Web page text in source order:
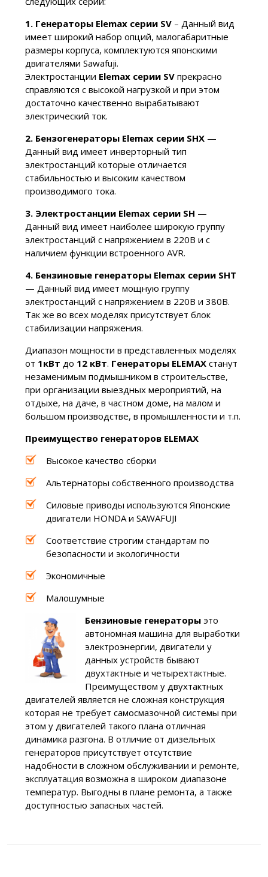
1. Генераторы Elemax серии SV– Данный вид
имеет широкий набор опций, малогабаритные
размеры корпуса, комплектуются японскими
двигателями Sawafuji.
Электростанции Elemax серии SV прекрасно
справляются с высокой нагрузкой и при этом
достаточно качественно вырабатывают
электрический ток.
2. Бензогенераторы Elemax серии SHX—
Данный вид имеет инверторный тип
электростанций которые отличается
стабильностью и высоким качеством
производимого тока.
3. Электростанции Elemax серии SH —
Данный вид имеет наиболее широкую группу
электростанций с напряжением в 220В и с
наличием функции встроенного AVR.
4. Бензиновые генераторы Elemax серии SHT
— Данный вид имеет мощную группу
электростанций с напряжением в 220В и 380В.
Так же во всех моделях присутствует блок
стабилизации напряжения.
Диапазон мощности в представленных моделях
от 1кВт до 12 кВт. Генераторы ELEMAXстанут
незаменимым подмышником в строительстве,
при организации выездных мероприятий, на
отдыхе, на даче, в частном доме, на малом и
большом производстве, в промышленности и т.п.
Преимущество генераторов ELEMAX
Высокое качество сборки
Альтернаторы собственного производства
Силовые приводы используются Японские
двигатели HONDA и SAWAFUJI
Соответствие строгим стандартам по
безопасности и экологичности
Экономичные
Малошумные
Бензиновые генераторыэто
автономная машина для выработки
электроэнергии, двигатели у
данных устройств бывают
двухтактные и четырехтактные.
Преимуществом у двухтактных
двигателей является не сложная конструкция
которая не требует самосмазочной системы при
этом у двигателей такого плана отличная
динамика разгона. В отличие от дизельных
генераторов присутствует отсутствие
надобности в сложном обслуживании и ремонте,
эксплуатация возможна в широком диапазоне
температур. Выгодны в плане ремонта, а также
доступностью запасных частей.